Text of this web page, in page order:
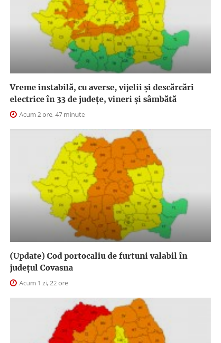
Vreme instabilă, cu averse, vijelii și descărcări
electrice în 33 de județe, vineri și sâmbătă
Acum 2 ore, 47 minute
(Update) Cod portocaliu de furtuni valabil în
judeţul Covasna
Acum 1 zi, 22 ore